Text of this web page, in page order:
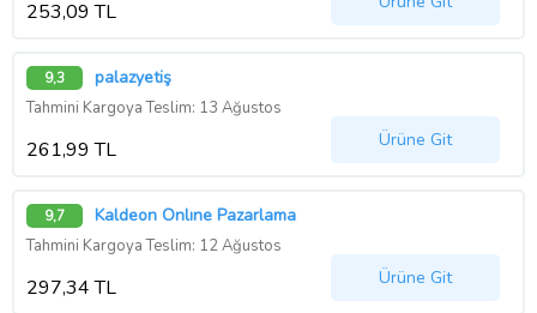
253,09 TL
9,3 palazyetiş
Tahmini Kargoya Teslim: 13 Ağustos
261,99 TL Ürüne Git
9,7 Kaldeon Onlıne Pazarlama
Tahmini Kargoya Teslim: 12 Ağustos
297,34 TL Ürüne Git